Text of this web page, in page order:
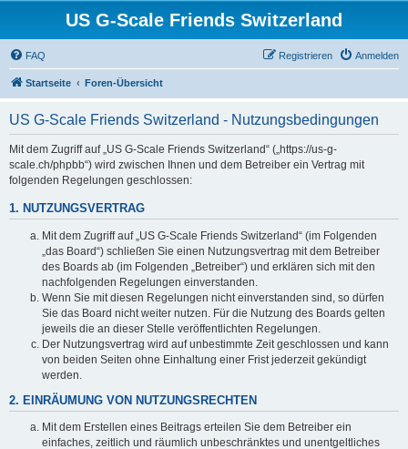
US G-Scale Friends Switzerland
FAQ Anmelden
Registrieren
Startseite Foren-Übersicht
US G-Scale Friends Switzerland - Nutzungsbedingungen
Mit dem Zugriff auf „US G-Scale Friends Switzerland“ („https://us-g-
scale.ch/phpbb“) wird zwischen Ihnen und dem Betreiber ein Vertrag mit
folgenden Regelungen geschlossen:
1. NUTZUNGSVERTRAG
Mit dem Zugriff auf „US G-Scale Friends Switzerland“ (im Folgenden
„das Board“) schließen Sie einen Nutzungsvertrag mit dem Betreiber
des Boards ab (im Folgenden „Betreiber“) und erklären sich mit den
nachfolgenden Regelungen einverstanden.
Wenn Sie mit diesen Regelungen nicht einverstanden sind, so dürfen
Sie das Board nicht weiter nutzen. Für die Nutzung des Boards gelten
jeweils die an dieser Stelle veröffentlichten Regelungen.
Der Nutzungsvertrag wird auf unbestimmte Zeit geschlossen und kann
von beiden Seiten ohne Einhaltung einer Frist jederzeit gekündigt
werden.
2. EINRÄUMUNG VON NUTZUNGSRECHTEN
Mit dem Erstellen eines Beitrags erteilen Sie dem Betreiber ein
einfaches, zeitlich und räumlich unbeschränktes und unentgeltliches